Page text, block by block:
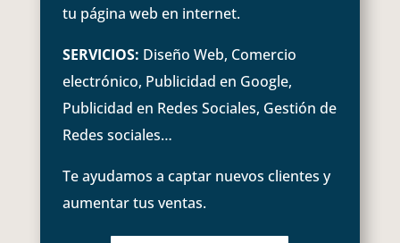
tu página web en internet.
SERVICIOS: Diseño Web, Comercio
electrónico, Publicidad en Google,
Publicidad en Redes Sociales, Gestión de
Redes sociales…
Te ayudamos a captar nuevos clientes y
aumentar tus ventas.